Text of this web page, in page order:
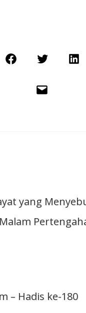
FacebookTwitter
Email
yang
– Hadis ke-180